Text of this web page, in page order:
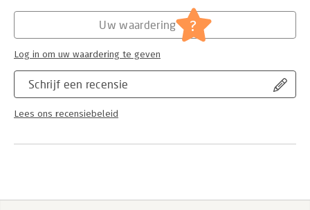
HBR's 10 Must Reads
Schrijf een recensie
Lees ons recensiebeleid
Uw waardering ?
Log in om uw waardering te geven